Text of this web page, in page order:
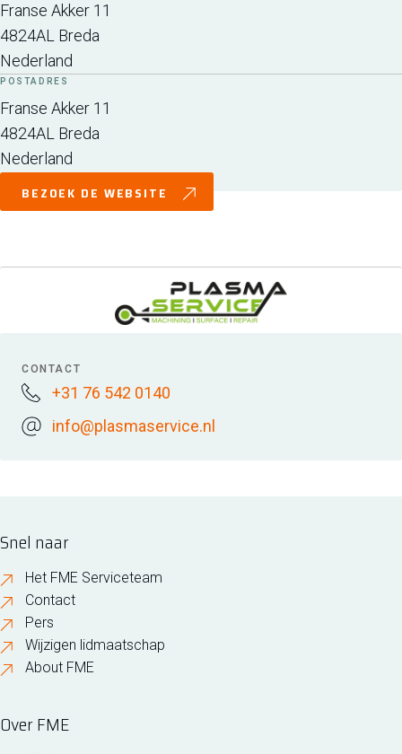
Franse Akker 11
4824AL Breda
Nederland
POSTADRES
Franse Akker 11
4824AL Breda
Nederland
BEZOEK DE WEBSITE
CONTACT
+31 76 542 0140
info@plasmaservice.nl
Snel naar
Het FME Serviceteam
Contact
Pers
Wijzigen lidmaatschap
About FME
Over FME